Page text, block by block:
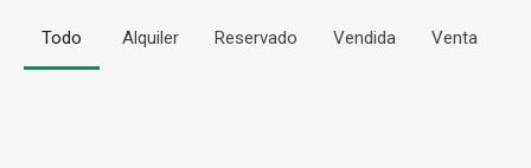
Todo Alquiler Reservado Vendida Venta